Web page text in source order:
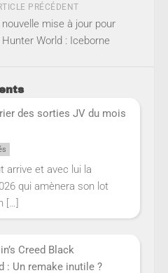
PRÉCÉDENT
mise à jour pour
World : Iceborne
des sorties JV du mois
arrive et avec lui la
qui amènera son lot
[…]
Creed Black
: Un remake inutile ?